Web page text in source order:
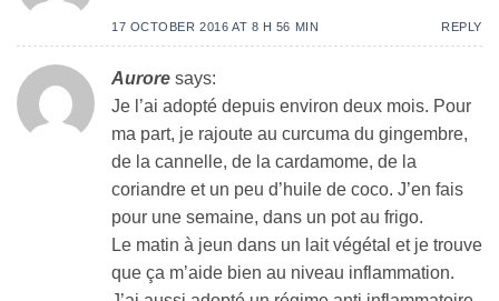
17 OCTOBER 2016 AT 8 H 56 MIN REPLY
Aurore says:
Je l’ai adopté depuis environ deux mois. Pour
ma part, je rajoute au curcuma du gingembre,
de la cannelle, de la cardamome, de la
coriandre et un peu d’huile de coco. J’en fais
pour une semaine, dans un pot au frigo.
Le matin à jeun dans un lait végétal et je trouve
que ça m’aide bien au niveau inflammation.